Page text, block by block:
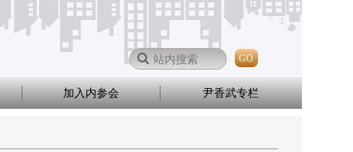
GO
加入内参会 尹香武专栏